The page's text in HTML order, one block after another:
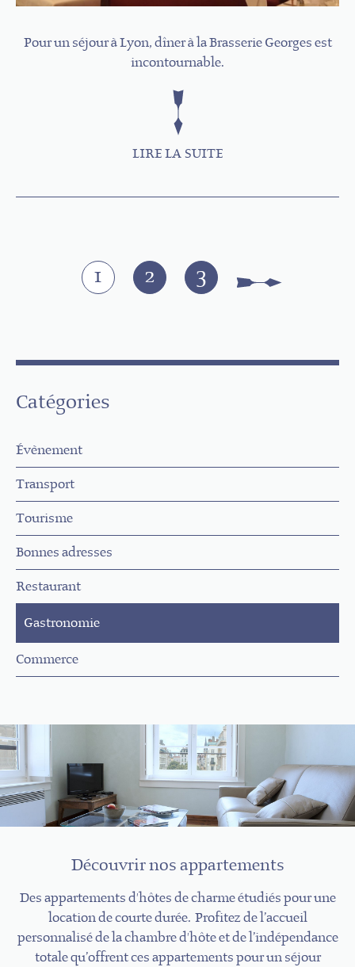
Pour un séjour à Lyon, dîner à la Brasserie Georges est
incontournable.
LIRE LA SUITE
1 2 3
Catégories
Évènement
Transport
Tourisme
Bonnes adresses
Restaurant
Gastronomie
Commerce
Découvrir nos appartements
Des appartements d'hôtes de charme étudiés pour une
location de courte durée. Profitez de l’accueil
personnalisé de la chambre d'hôte et de l’indépendance
totale qu’offrent ces appartements pour un séjour